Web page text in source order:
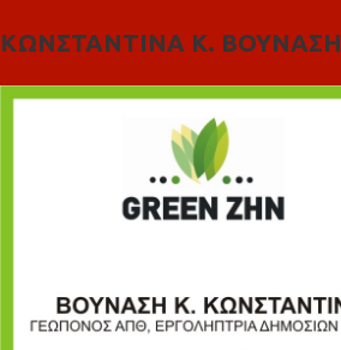
ΚΩΝΣΤΑΝΤΙΝΑ Κ. ΒΟΥΝΑΣΗ